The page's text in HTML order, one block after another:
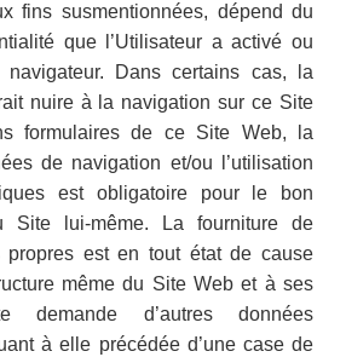
fins susmentionnées, dépend du
que l’Utilisateur a activé ou
Dans certains cas, la
nuire à la navigation sur ce Site
formulaires de ce Site Web, la
de navigation et/ou l’utilisation
est obligatoire pour le bon
Site lui-même. La fourniture de
propres est en tout état de cause
même du Site Web et à ses
demande d’autres données
à elle précédée d’une case de